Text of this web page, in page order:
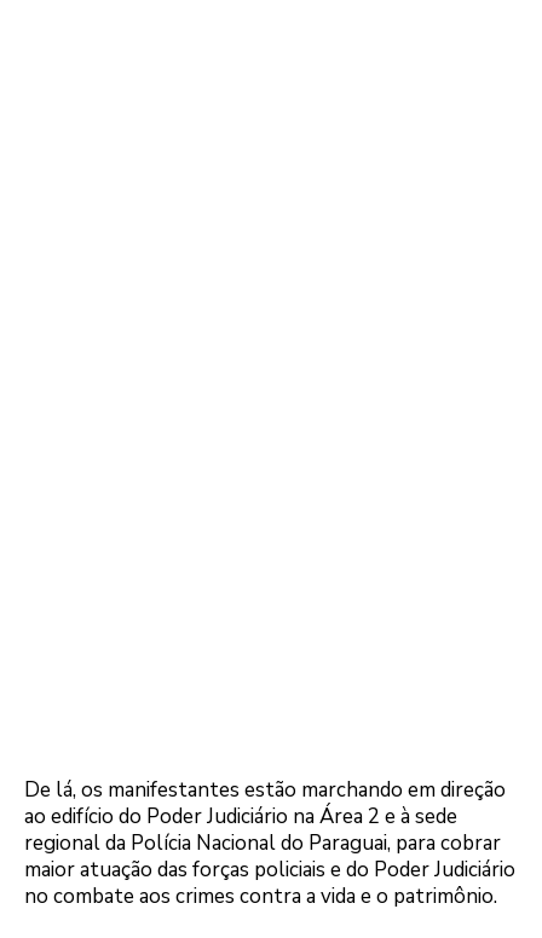
De lá, os manifestantes estão marchando em direção
ao edifício do Poder Judiciário na Área 2 e à sede
regional da Polícia Nacional do Paraguai, para cobrar
maior atuação das forças policiais e do Poder Judiciário
no combate aos crimes contra a vida e o patrimônio.